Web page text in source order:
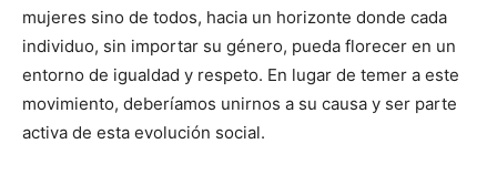
mujeres sino de todos, hacia un horizonte donde cada
individuo, sin importar su género, pueda florecer en un
entorno de igualdad y respeto. En lugar de temer a este
movimiento, deberíamos unirnos a su causa y ser parte
activa de esta evolución social.